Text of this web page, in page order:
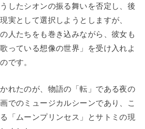
したシオンの振る舞いを否定し、後
実として選択しようとしますが、
人たちをも巻き込みながら、彼女も
っている想像の世界」を受け入れよ
です。
れたのが、物語の「転」である夜の
でのミュージカルシーンであり、こ
「ムーンプリンセス」とサトミの現